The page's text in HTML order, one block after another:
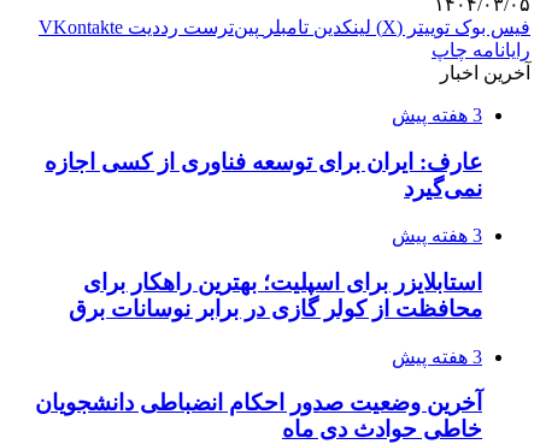
فیس بوک توییتر (X) لینکدین ‫تامبلر ‫پین‌ترست ‫رددیت ‫VKontakte
رایانامه چاپ
آخرین اخبار
3 هفته پیش
عارف: ایران برای توسعه فناوری از کسی اجازه
نمی‌گیرد
3 هفته پیش
استابلایزر برای اسپلیت؛ بهترین راهکار برای
محافظت از کولر گازی در برابر نوسانات برق
3 هفته پیش
آخرین وضعیت صدور احکام انضباطی دانشجویان
خاطی حوادث دی ماه